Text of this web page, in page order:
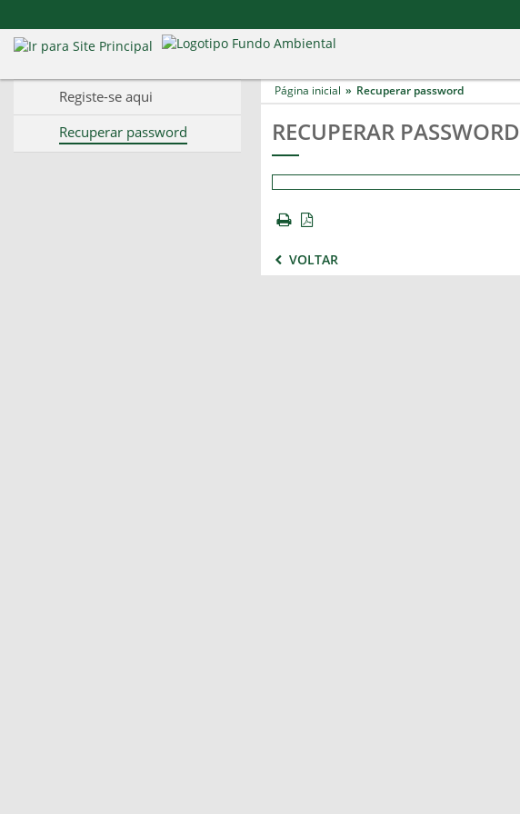
Registe-se aqui
Recuperar password
Página inicial Recuperar password
RECUPERAR PASSWORD
VOLTAR